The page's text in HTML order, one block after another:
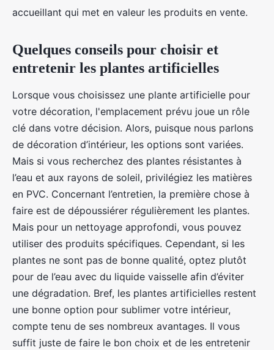
accueillant qui met en valeur les produits en vente.
Quelques conseils pour choisir et
entretenir les plantes artificielles
Lorsque vous choisissez une plante artificielle pour
votre décoration, l'emplacement prévu joue un rôle
clé dans votre décision. Alors, puisque nous parlons
de décoration d’intérieur, les options sont variées.
Mais si vous recherchez des plantes résistantes à
l’eau et aux rayons de soleil, privilégiez les matières
en PVC. Concernant l’entretien, la première chose à
faire est de dépoussiérer régulièrement les plantes.
Mais pour un nettoyage approfondi, vous pouvez
utiliser des produits spécifiques. Cependant, si les
plantes ne sont pas de bonne qualité, optez plutôt
pour de l’eau avec du liquide vaisselle afin d’éviter
une dégradation. Bref, les plantes artificielles restent
une bonne option pour sublimer votre intérieur,
compte tenu de ses nombreux avantages. Il vous
suffit juste de faire le bon choix et de les entretenir